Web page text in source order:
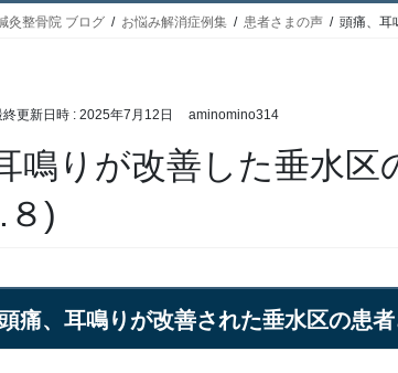
灸整骨院 ブログ お悩み解消症例集 患者さまの声 頭痛、耳
終更新日時 : 2025年7月12日 aminomino314
鳴りが改善した垂水区
)
痛、耳鳴りが改善された垂水区の患